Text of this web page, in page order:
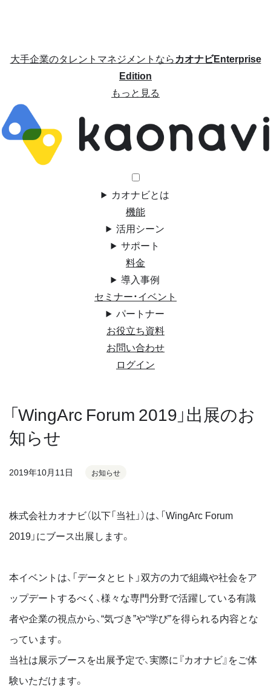
大手企業のタレントマネジメントならカオナビEnterprise
Edition
もっと見る
カオナビとは
機能
活用シーン
サポート
料金
導入事例
セミナー・イベント
パートナー
お役立ち資料
お問い合わせ
ログイン
「WingArc Forum 2019」出展のお
知らせ
2019年10月11日 お知らせ
株式会社カオナビ（以下「当社」）は、「WingArc Forum
2019」にブース出展します。
本イベントは、「データとヒト」双方の力で組織や社会をア
ップデートするべく、様々な専門分野で活躍している有識
者や企業の視点から、“気づき”や“学び”を得られる内容とな
っています。
当社は展示ブースを出展予定で、実際に『カオナビ』をご体
験いただけます。